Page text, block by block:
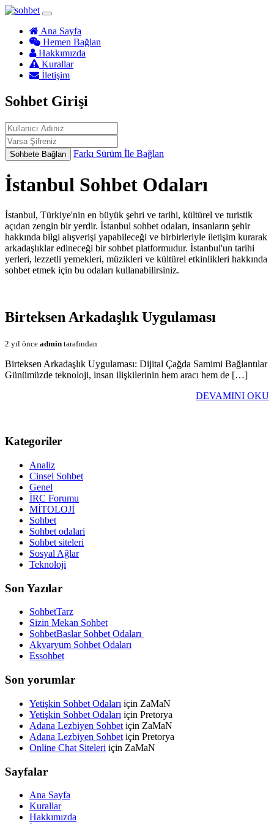
Ana Sayfa
Hemen Bağlan
Hakkımızda
Kurallar
İletişim
Sohbet Girişi
Sohbete Bağlan Farkı Sürüm İle Bağlan
İstanbul Sohbet Odaları
İstanbul, Türkiye'nin en büyük şehri ve tarihi, kültürel ve turistik
açıdan zengin bir yerdir. İstanbul sohbet odaları, insanların şehir
hakkında bilgi alışverişi yapabileceği ve birbirleriyle iletişim kurarak
arkadaşlıklar edineceği bir sohbet platformudur. İstanbul'un tarihi
yerleri, lezzetli yemekleri, müzikleri ve kültürel etkinlikleri hakkında
sohbet etmek için bu odaları kullanabilirsiniz.
Birteksen Arkadaşlık Uygulaması
2 yıl önce admin tarafından
Birteksen Arkadaşlık Uygulaması: Dijital Çağda Samimi Bağlantılar
Günümüzde teknoloji, insan ilişkilerinin hem aracı hem de […]
DEVAMINI OKU
Kategoriler
Analiz
Cinsel Sohbet
Genel
İRC Forumu
MİTOLOJİ
Sohbet
Sohbet odalari
Sohbet siteleri
Sosyal Ağlar
Teknoloji
Son Yazılar
SohbetTarz
Sizin Mekan Sohbet
SohbetBaslar Sohbet Odaları
Akvaryum Sohbet Odaları
Essohbet
Son yorumlar
Yetişkin Sohbet Odaları için ZaMaN
Yetişkin Sohbet Odaları için Pretorya
Adana Lezbiyen Sohbet için ZaMaN
Adana Lezbiyen Sohbet için Pretorya
Online Chat Siteleri için ZaMaN
Sayfalar
Ana Sayfa
Kurallar
Hakkımızda